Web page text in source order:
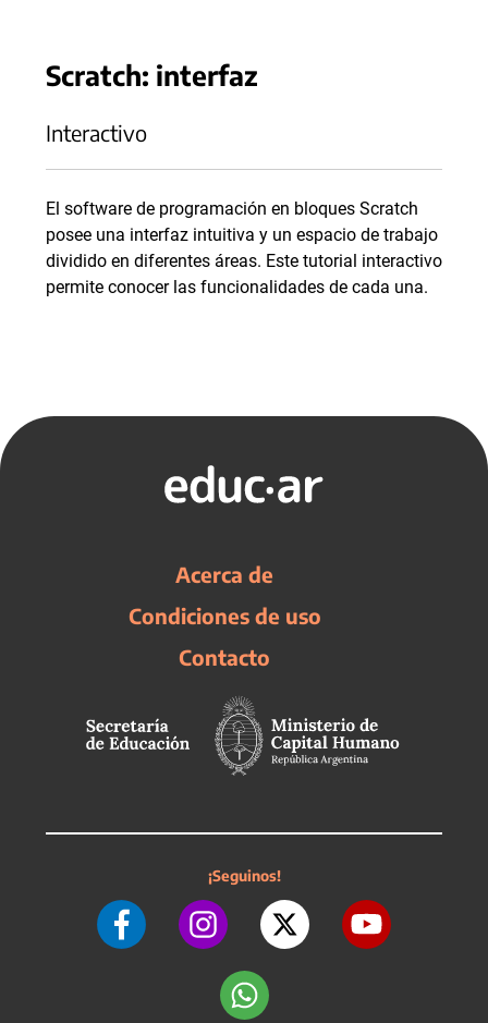
Scratch: interfaz
Interactivo
El software de programación en bloques Scratch
posee una interfaz intuitiva y un espacio de trabajo
dividido en diferentes áreas. Este tutorial interactivo
permite conocer las funcionalidades de cada una.
Acerca de
Condiciones de uso
Contacto
¡Seguinos!